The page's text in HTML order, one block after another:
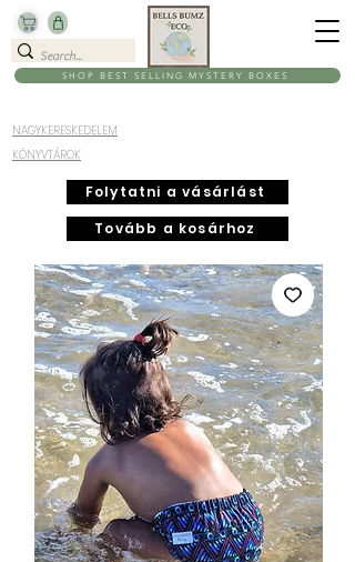
SHOP BEST SELLING MYSTERY BOXES
NAGYKERESKEDELEM
KÖNYVTÁROK
Folytatni a vásárlást
Tovább a kosárhoz